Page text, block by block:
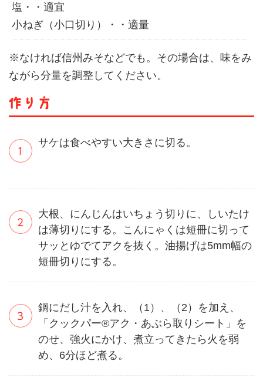
塩・・適宜
小ねぎ（小口切り）・・適量
※なければ信州みそなどでも。その場合は、味をみ
ながら分量を調整してください。
サケは食べやすい大きさに切る。
大根、にんじんはいちょう切りに、しいたけ
は薄切りにする。こんにゃくは短冊に切って
サッとゆでてアクを抜く。油揚げは5mm幅の
短冊切りにする。
鍋にだし汁を入れ、（1）、（2）を加え、
「クックパー®アク・あぶら取りシート」を
のせ、強火にかけ、煮立ってきたら火を弱
め、6分ほど煮る。